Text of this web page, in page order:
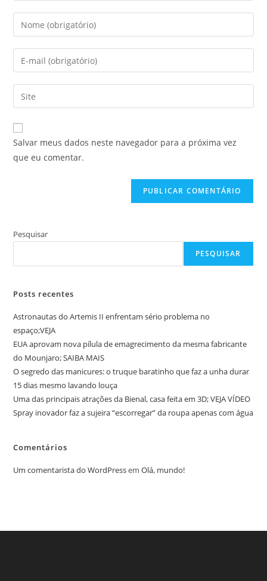
Digite
seu
nome
ou
de
usuário
para
comentar
Digite
seu
endereço
de
mail
para
comentar
Digite
o
URL
do
site
Salvar meus dados neste navegador para a próxima vez
que eu comentar.
Pesquisar
PESQUISAR
Posts recentes
Astronautas do Artemis II enfrentam sério problema no
espaço;VEJA
EUA aprovam nova pílula de emagrecimento da mesma fabricante
do Mounjaro; SAIBA MAIS
O segredo das manicures: o truque baratinho que faz a unha durar
15 dias mesmo lavando louça
Uma das principais atrações da Bienal, casa feita em 3D; VEJA VÍDEO
Spray inovador faz a sujeira “escorregar” da roupa apenas com água
Comentários
Um comentarista do WordPressemOlá, mundo!